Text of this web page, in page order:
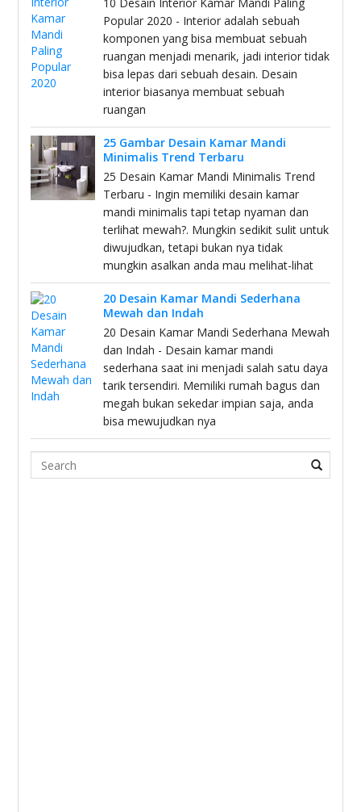
Popular 2020 - Interior adalah sebuah
komponen yang bisa membuat sebuah
ruangan menjadi menarik, jadi interior tidak
bisa lepas dari sebuah desain. Desain
interior biasanya membuat sebuah
ruangan
25 Gambar Desain Kamar Mandi
Minimalis Trend Terbaru
25 Desain Kamar Mandi Minimalis Trend
Terbaru - Ingin memiliki desain kamar
mandi minimalis tapi tetap nyaman dan
terlihat mewah?. Mungkin sedikit sulit untuk
diwujudkan, tetapi bukan nya tidak
mungkin asalkan anda mau melihat-lihat
20 Desain Kamar Mandi Sederhana
Mewah dan Indah
20 Desain Kamar Mandi Sederhana Mewah
dan Indah - Desain kamar mandi
sederhana saat ini menjadi salah satu daya
tarik tersendiri. Memiliki rumah bagus dan
megah bukan sekedar impian saja, anda
bisa mewujudkan nya
Search